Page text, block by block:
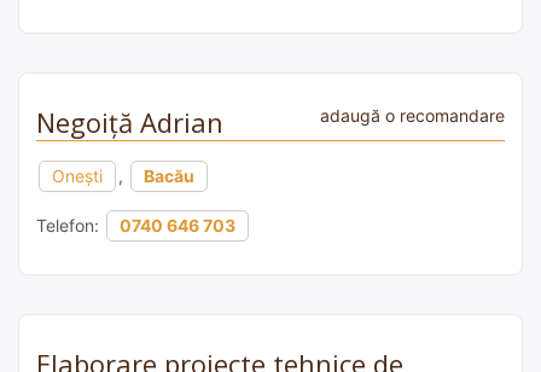
Negoiță Adrian adaugă o recomandare
Onești , Bacău
Telefon: 0740 646 703
Elaborare proiecte tehnice de